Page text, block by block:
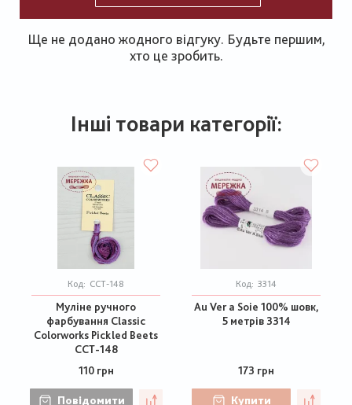
Ще не додано жодного відгуку. Будьте першим,
хто це зробить.
Інші товари категорії:
Код: CCT-148
Муліне ручного
фарбування Classic
Colorworks Pickled Beets
CCT-148
110 грн
Повідомити
Код: 3314
Au Ver a Soie 100% шовк,
5 метрів 3314
173 грн
Купити